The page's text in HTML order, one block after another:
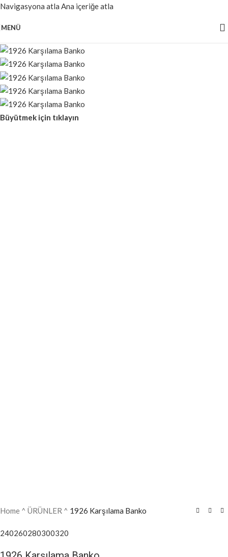
Navigasyona atla Ana içeriğe atla
MENÜ
Büyütmek için tıklayın
Home ^ ÜRÜNLER ^ 1926 Karşılama Banko
240260280300320